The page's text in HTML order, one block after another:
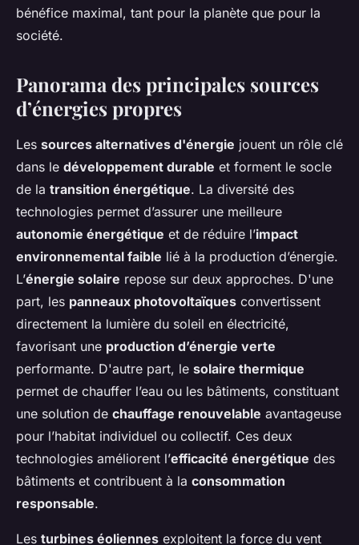
bénéfice maximal, tant pour la planète que pour la
société.
Panorama des principales sources
d’énergies propres
Les sources alternatives d'énergie jouent un rôle clé
dans le développement durable et forment le socle
de la transition énergétique. La diversité des
technologies permet d’assurer une meilleure
autonomie énergétique et de réduire l’impact
environnemental faible lié à la production d’énergie.
L’énergie solaire repose sur deux approches. D'une
part, les panneaux photovoltaïques convertissent
directement la lumière du soleil en électricité,
favorisant une production d’énergie verte
performante. D'autre part, le solaire thermique
permet de chauffer l’eau ou les bâtiments, constituant
une solution de chauffage renouvelable avantageuse
pour l’habitat individuel ou collectif. Ces deux
technologies améliorent l’efficacité énergétique des
bâtiments et contribuent à la consommation
responsable.
Les turbines éoliennes exploitent la force du vent